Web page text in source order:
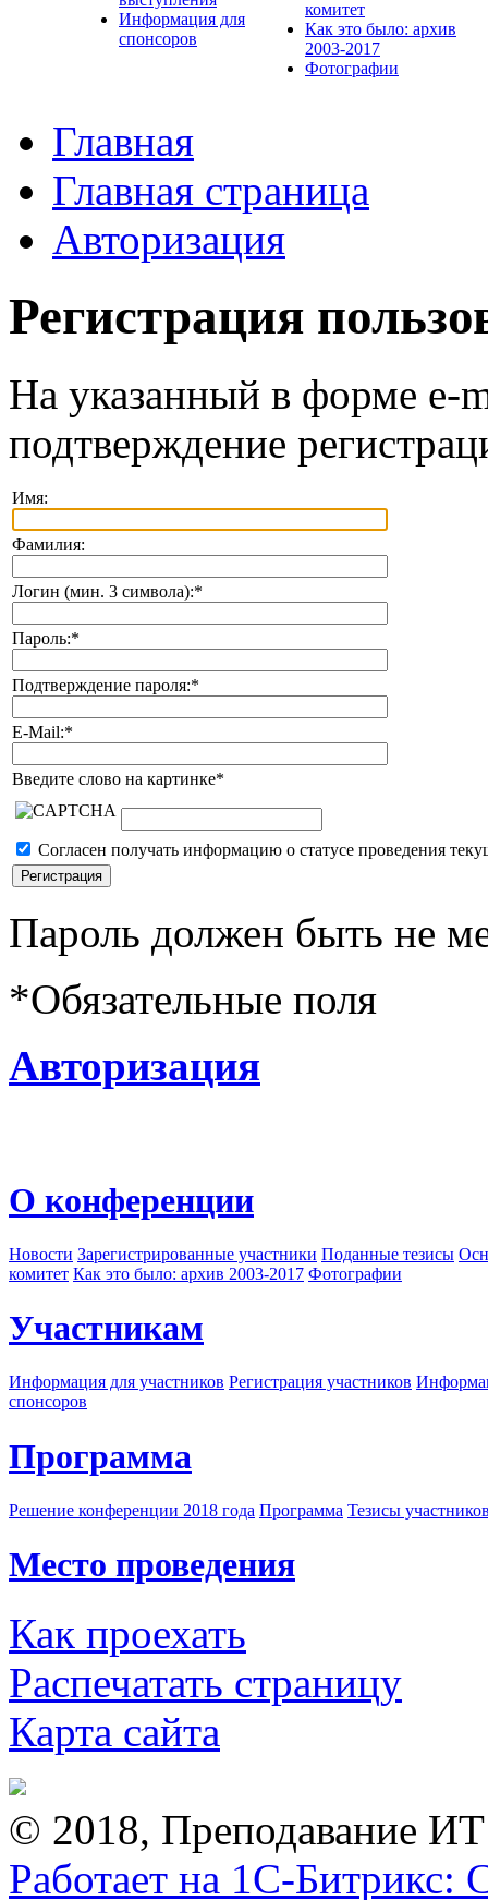
Информация для
спонсоров
комитет
Как это было: архив
2003-2017
Фотографии
Главная
Главная страница
Авторизация
Регистрация
На указанный в форме e-
подтверждение
Имя:
Фамилия:
Логин (мин. 3 символа):*
Пароль:*
Подтверждение пароля:*
E-Mail:*
Введите слово на картинке*
Согласен получать информацию о статусе проведения
Пароль должен быть не
*Обязательные поля
Авторизация
О конференции
Новости Зарегистрированные участники Поданные тезисы
комитет Как это было: архив 2003-2017 Фотографии
Участникам
Информация для участников Регистрация участников
спонсоров
Программа
Решение конференции 2018 года Программа Тезисы
Место проведения
Как проехать
Распечатать страницу
Карта сайта
© 2018, Преподавание
Работает на 1С-Битрикс: